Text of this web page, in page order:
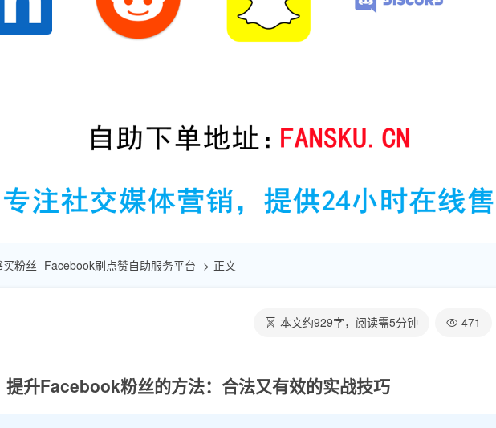
粉丝 -Facebook刷点赞自助服务平台 正文
本文约929字，阅读需5分钟 471
提升Facebook粉丝的方法：合法又有效的实战技巧